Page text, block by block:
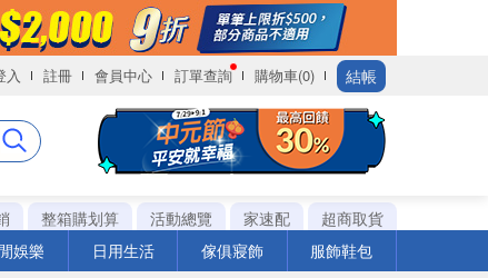
入 註冊 會員中心 訂單查詢 購物車(0) 結帳
整箱購划算 活動總覽 家速配
超商取貨
娛樂 日用生活 傢俱寢飾 服飾鞋包